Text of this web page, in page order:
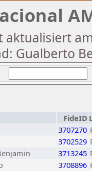
aktualisiert
Gualberto
FideID
3707270
3702529
3713245
3708896